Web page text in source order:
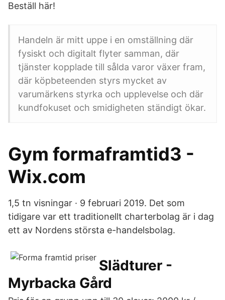
Beställ här!
Handeln är mitt uppe i en omställning där
fysiskt och digitalt flyter samman, där
tjänster kopplade till sålda varor växer fram,
där köpbeteenden styrs mycket av
varumärkens styrka och upplevelse och där
kundfokuset och smidigheten ständigt ökar.
Gym formaframtid3 -
Wix.com
1,5 tn visningar · 9 februari 2019. Det som
tidigare var ett traditionellt charterbolag är i dag
ett av Nordens största e-handelsbolag.
Slädturer -
Myrbacka Gård